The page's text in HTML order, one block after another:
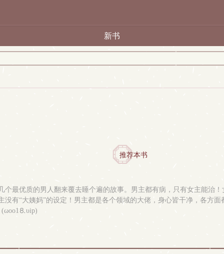
新书
推荐本书
最优质的男人翻来覆去睡个遍的故事。男主都有病，只有女主能治
有“大姨妈”的设定！男主都是各个领域的大佬，身心皆干净，各方
(ωoо1⒏υip)